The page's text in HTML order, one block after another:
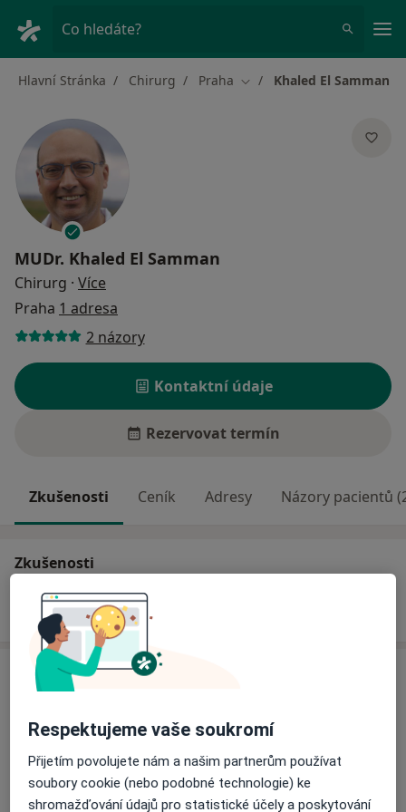
Co hledáte?
Hlavní Stránka Chirurg Praha Změna města
Khaled El Samman
MUDr. Khaled El Samman
Chirurg · Více
Praha 1 adresa
2 názory
Kontaktní údaje
Rezervovat termín
Zkušenosti Ceník Adresy Názory pacientů
Zkušenosti
Odborník na:
Chirurgie
Ceník
Tento specialista ještě nepřidával žádné informace o
svých službách.
Respektujeme vaše soukromí
Přijetím povolujete nám a našim partnerům používat
soubory cookie (nebo podobné technologie) ke
shromažďování údajů pro statistické účely a poskytování